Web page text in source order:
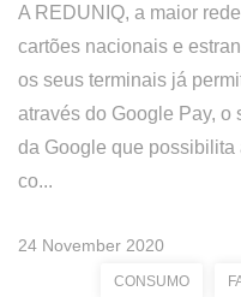
A REDUNIQ, a maior
cartões nacionais e
os seus terminais já
através do Google Pay, o
da Google que
co...
24 November 2020
CONSUMO